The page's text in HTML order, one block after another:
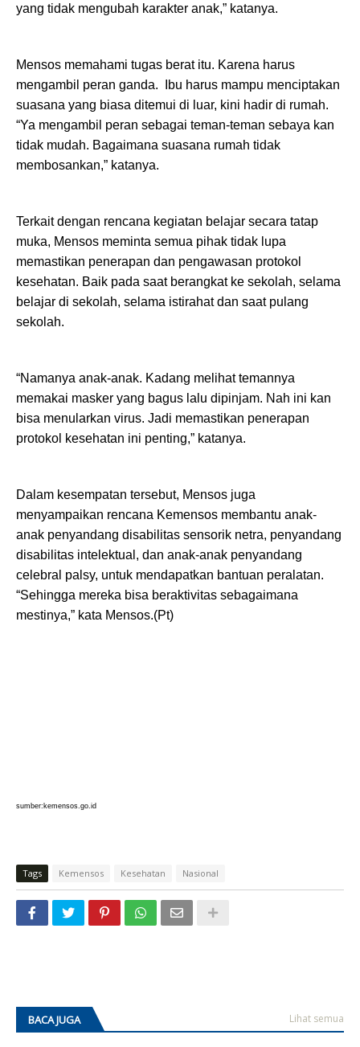
yang tidak mengubah karakter anak,” katanya.
Mensos memahami tugas berat itu. Karena harus
mengambil peran ganda. Ibu harus mampu menciptakan
suasana yang biasa ditemui di luar, kini hadir di rumah.
“Ya mengambil peran sebagai teman-teman sebaya kan
tidak mudah. Bagaimana suasana rumah tidak
membosankan,” katanya.
Terkait dengan rencana kegiatan belajar secara tatap
muka, Mensos meminta semua pihak tidak lupa
memastikan penerapan dan pengawasan protokol
kesehatan. Baik pada saat berangkat ke sekolah, selama
belajar di sekolah, selama istirahat dan saat pulang
sekolah.
“Namanya anak-anak. Kadang melihat temannya
memakai masker yang bagus lalu dipinjam. Nah ini kan
bisa menularkan virus. Jadi memastikan penerapan
protokol kesehatan ini penting,” katanya.
Dalam kesempatan tersebut, Mensos juga
menyampaikan rencana Kemensos membantu anak-
anak penyandang disabilitas sensorik netra, penyandang
disabilitas intelektual, dan anak-anak penyandang
celebral palsy, untuk mendapatkan bantuan peralatan.
“Sehingga mereka bisa beraktivitas sebagaimana
mestinya,” kata Mensos.(Pt)
sumber:kemensos.go.id
Tags Kemensos Kesehatan Nasional
BACA JUGA Lihat semua